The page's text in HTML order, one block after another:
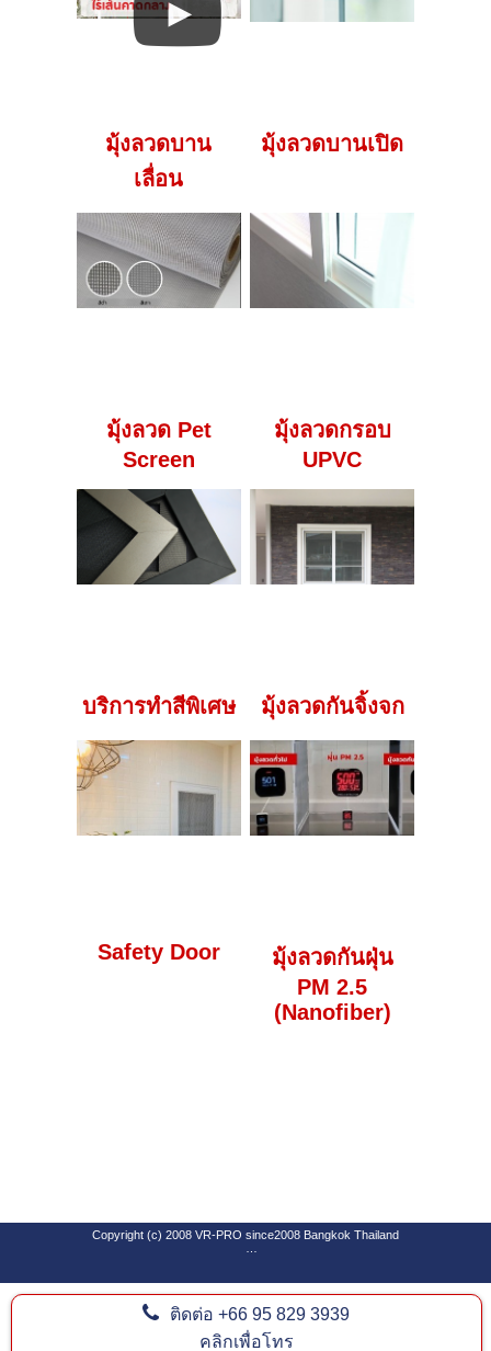
มุ้งลวดบาน
เลื่อน
มุ้งลวดบานเปิด
มุ้งลวด Pet
Screen
มุ้งลวดกรอบ
UPVC
บริการทำสีพิเศษ มุ้งลวดกันจิ้งจก
Safety Door
มุ้งลวดกันฝุ่น
PM 2.5
(Nanofiber)
Copyright (c) 2008 VR-PRO since2008 Bangkok Thailand
SEO By Software Design Center Co.,Ltd
www.goforwardweb.com
ติดต่อ+66 95 829 3939
คลิกเพื่อโทร